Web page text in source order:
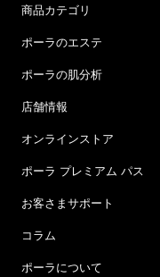
商品カテゴリ
ポーラのエステ
ポーラの肌分析
店舗情報
オンラインストア
ポーラ プレミアム パス
お客さまサポート
コラム
ポーラについて